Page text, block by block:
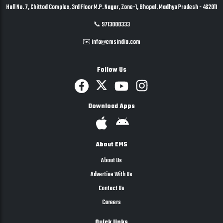
Hall No. 7, Chittod Complex, 3rd Floor M.P. Nagar, Zone-1, Bhopal, Madhya Pradesh - 462011
📞 9713000333
✉️ info@emsindia.com
Follow Us
Download Apps
About EMS
About Us
Advertise With Us
Contact Us
Careers